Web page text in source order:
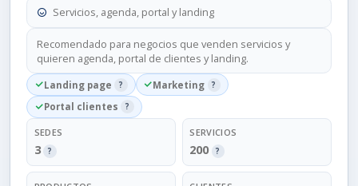
Servicios, agenda, portal y landing
Recomendado para negocios que venden servicios y
quieren agenda, portal de clientes y landing.
Landing page ? Marketing ?
Portal clientes ?
SEDES
3 ?
SERVICIOS
200 ?